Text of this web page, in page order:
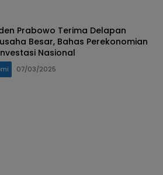
Prabowo Terima Delapan
Besar, Bahas Perekonomian
Nasional
07/03/2025